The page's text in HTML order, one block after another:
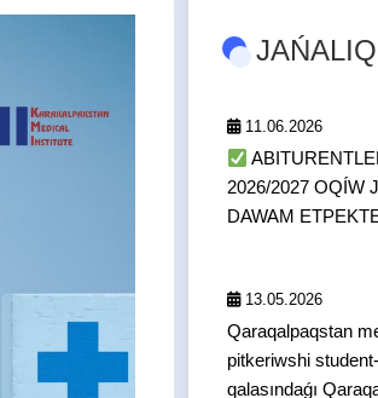
11.06.2026
2026/2027 OQÍW
DAWAM
13.05.2026
Qaraqalpaqstan
pitkeriwshi
qalasındaǵı